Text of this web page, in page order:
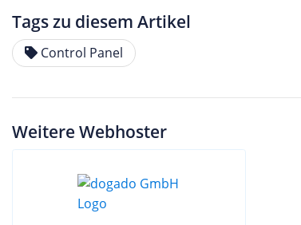
Tags zu diesem Artikel
Control Panel
Weitere Webhoster